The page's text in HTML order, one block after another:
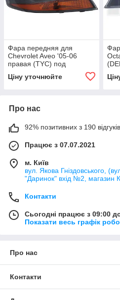
Фара передняя для
Chevrolet Aveo '05-06
правая (TYC) под
электрокорректор темный
отражатель
Ціну уточнюйте
под
Про нас
92% позитивних з 190
Працює з 07.07.2021
м. Київ
вул. Якова Гніздовського,
"Даринок" вхід №2, магазин
Контакти
Сьогодні працює з 09:00
Показати весь графік
Про нас
Контакти